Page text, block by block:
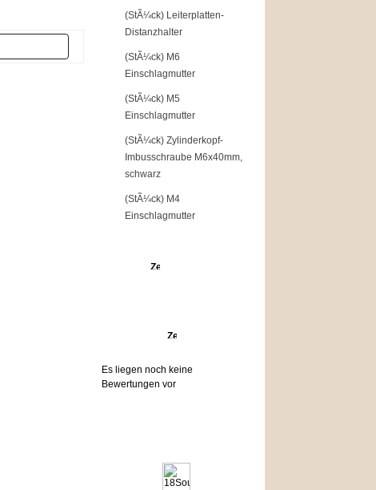
(StÃ¼ck) Leiterplatten-
Distanzhalter
(StÃ¼ck) M6
Einschlagmutter
(StÃ¼ck) M5
Einschlagmutter
(StÃ¼ck) Zylinderkopf-
Imbusschraube M6x40mm,
schwarz
(StÃ¼ck) M4
Einschlagmutter
Es liegen noch keine
Bewertungen vor